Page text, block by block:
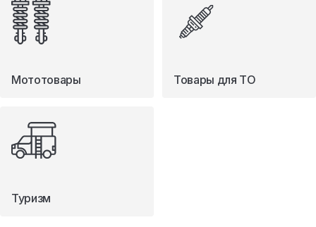
Мототовары Товары для ТО
Туризм